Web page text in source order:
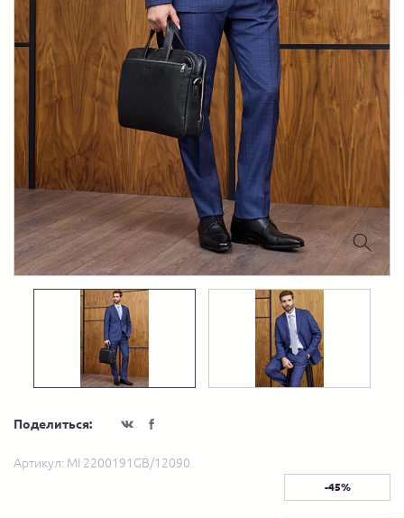
Поделиться:
Артикул: MI 2200191GB/12090
-45%